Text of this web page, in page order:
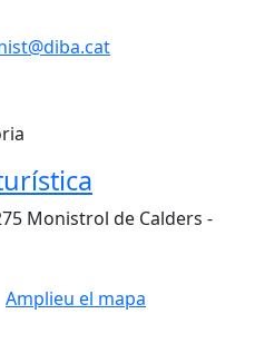
Monistrol de Calders -
Amplieu el mapa